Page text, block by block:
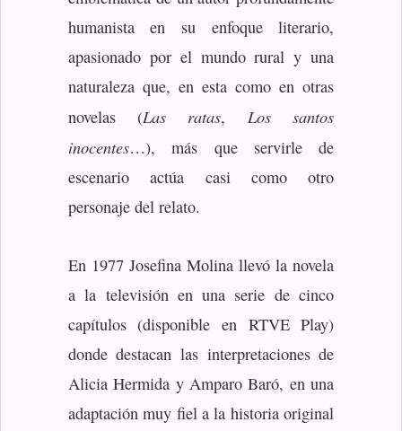
humanista en su enfoque literario,
apasionado por el mundo rural y una
naturaleza que, en esta como en otras
novelas (Las ratas, Los santos
inocentes…), más que servirle de
escenario actúa casi como otro
personaje del relato.
En 1977 Josefina Molina llevó la novela
a la televisión en una serie de cinco
capítulos (disponible en RTVE Play)
donde destacan las interpretaciones de
Alicia Hermida y Amparo Baró, en una
adaptación muy fiel a la historia original